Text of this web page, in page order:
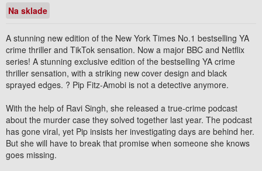
Na sklade
A stunning new edition of the New York Times No.1 bestselling YA
crime thriller and TikTok sensation. Now a major BBC and Netflix
series! A stunning exclusive edition of the bestselling YA crime
thriller sensation, with a striking new cover design and black
sprayed edges. ? Pip Fitz-Amobi is not a detective anymore.
With the help of Ravi Singh, she released a true-crime podcast
about the murder case they solved together last year. The podcast
has gone viral, yet Pip insists her investigating days are behind her.
But she will have to break that promise when someone she knows
goes missing.